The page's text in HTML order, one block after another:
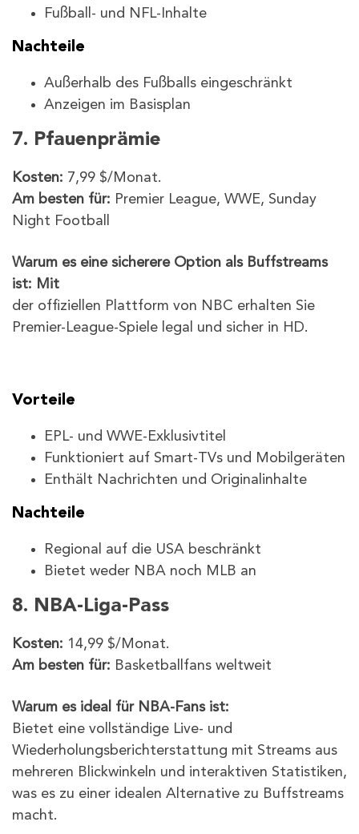
Fußball- und NFL-Inhalte
Nachteile
Außerhalb des Fußballs eingeschränkt
Anzeigen im Basisplan
7. Pfauenprämie
Kosten: 7,99 $/Monat.
Am besten für: Premier League, WWE, Sunday
Night Football
Warum es eine sicherere Option als Buffstreams
ist: Mit
der offiziellen Plattform von NBC erhalten Sie
Premier-League-Spiele legal und sicher in HD.
Vorteile
EPL- und WWE-Exklusivtitel
Funktioniert auf Smart-TVs und Mobilgeräten
Enthält Nachrichten und Originalinhalte
Nachteile
Regional auf die USA beschränkt
Bietet weder NBA noch MLB an
8. NBA-Liga-Pass
Kosten: 14,99 $/Monat.
Am besten für: Basketballfans weltweit
Warum es ideal für NBA-Fans ist:
Bietet eine vollständige Live- und
Wiederholungsberichterstattung mit Streams aus
mehreren Blickwinkeln und interaktiven Statistiken,
was es zu einer idealen Alternative zu Buffstreams
macht.